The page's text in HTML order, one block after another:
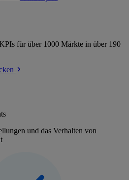
für über 1000 Märkte in über 190
und das Verhalten von